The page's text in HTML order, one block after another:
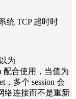
统 TCP 超时时
为
配合使用，当值为
，多个 session 会
络连接而不是重新